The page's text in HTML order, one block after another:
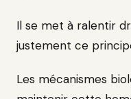
Il se met à ralentir
justement ce
Les mécanismes